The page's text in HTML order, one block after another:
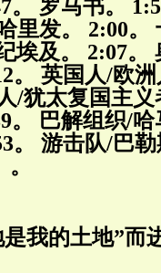
。 罗马书。
里发。 2:00。
埃及。 2:07。
。 英国人/欧
/犹太复国主义
。 巴解组织/
。 游击队/巴
我的土地”而